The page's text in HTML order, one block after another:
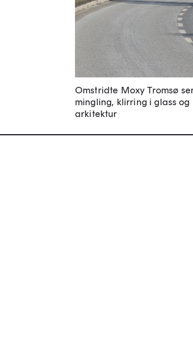
Omstridte Moxy Tromsø
mingling, klirring i glass
arkitektur